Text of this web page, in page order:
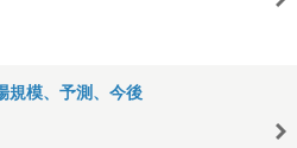
規模、予測、今後